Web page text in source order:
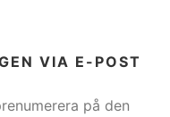
VIA E-POST
på den